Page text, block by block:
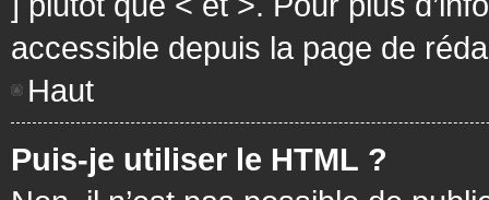
accessible depuis la page de
Haut
Puis-je utiliser le HTML ?